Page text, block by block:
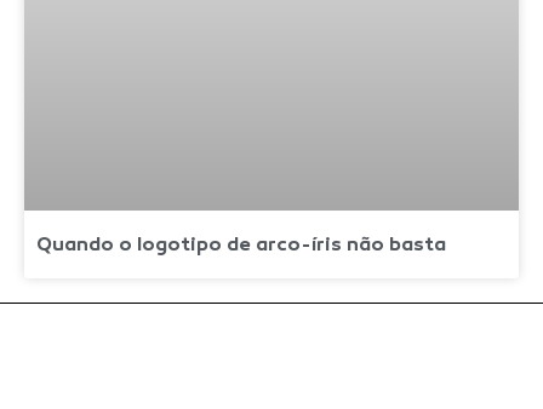
Quando o logotipo de arco-íris não basta